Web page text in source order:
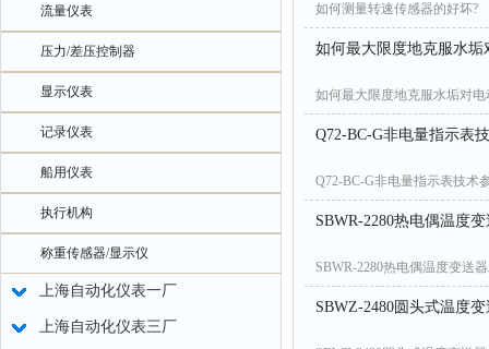
流量仪表
压力/差压控制器
显示仪表
记录仪表
船用仪表
执行机构
称重传感器/显示仪
上海自动化仪表一厂
上海自动化仪表三厂
如何测量转速传感器的好坏?
如何最大限度地克服水垢
如何最大限度地克服水垢对
Q72-BC-G非电量指示表
Q72-BC-G非电量指示表技术
SBWR-2280热电偶温度
SBWR-2280热电偶温度变送
SBWZ-2480圆头式温度